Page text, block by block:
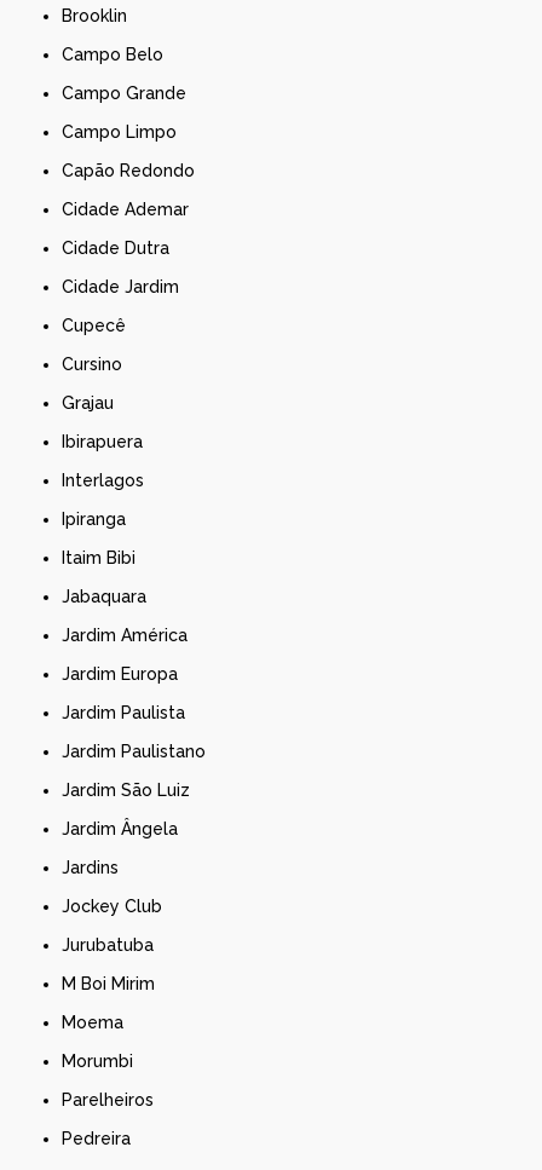
Brooklin
Campo Belo
Campo Grande
Campo Limpo
Capão Redondo
Cidade Ademar
Cidade Dutra
Cidade Jardim
Cupecê
Cursino
Grajau
Ibirapuera
Interlagos
Ipiranga
Itaim Bibi
Jabaquara
Jardim América
Jardim Europa
Jardim Paulista
Jardim Paulistano
Jardim São Luiz
Jardim Ângela
Jardins
Jockey Club
Jurubatuba
M Boi Mirim
Moema
Morumbi
Parelheiros
Pedreira